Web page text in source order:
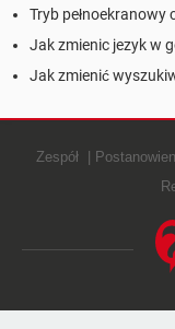
Tryb pełnoekranowy
Jak zmienic jezyk w
Jak zmienić
Zespół